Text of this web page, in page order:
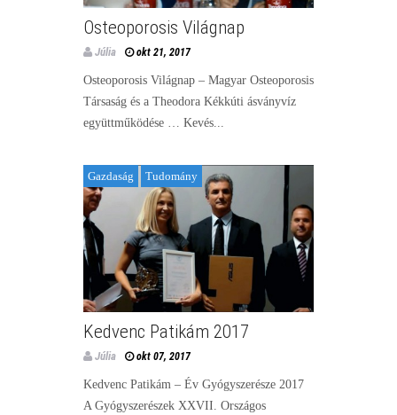
Osteoporosis Világnap
Júlia okt 21, 2017
Osteoporosis Világnap – Magyar Osteoporosis
Társaság és a Theodora Kékkúti ásványvíz
együttműködése … Kevés...
Gazdaság Tudomány
Kedvenc Patikám 2017
Júlia okt 07, 2017
Kedvenc Patikám – Év Gyógyszerésze 2017
A Gyógyszerészek XXVII. Országos